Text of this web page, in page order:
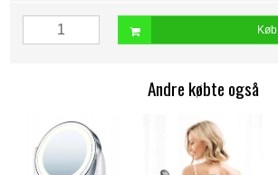
Køb
Andre købte også